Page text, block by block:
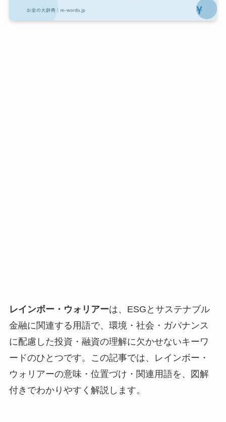
レインボー・ウォリアーは、ESGとサステナブル
金融に関連する用語で、環境・社会・ガバナンス
に配慮した投資・融資の理解に欠かせないキーワ
ードのひとつです。この記事では、レインボー・
ウォリアーの意味・位置づけ・関連用語を、図解
付きでわかりやすく解説します。